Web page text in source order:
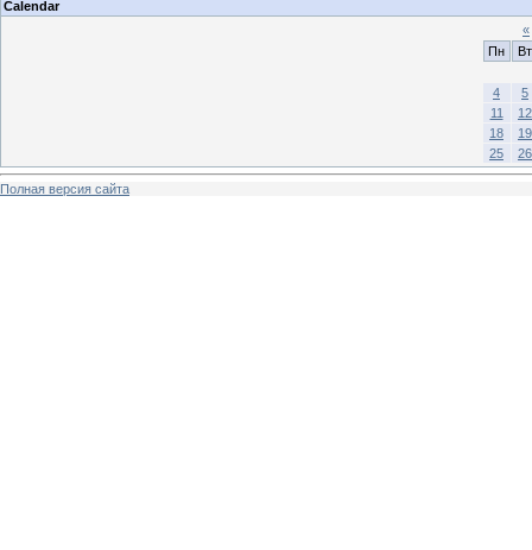
Calendar
«
Пн
Вт
4
5
11
12
18
19
25
26
Полная версия сайта